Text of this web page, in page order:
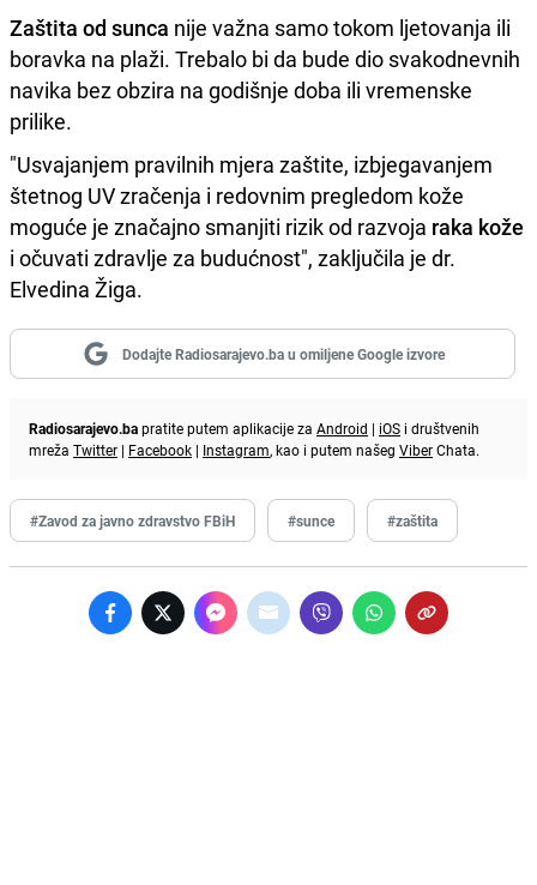
Zaštita od sunca nije važna samo tokom ljetovanja ili
boravka na plaži. Trebalo bi da bude dio svakodnevnih
navika bez obzira na godišnje doba ili vremenske
prilike.
"Usvajanjem pravilnih mjera zaštite, izbjegavanjem
štetnog UV zračenja i redovnim pregledom kože
moguće je značajno smanjiti rizik od razvoja raka kože
i očuvati zdravlje za budućnost", zaključila je dr.
Elvedina Žiga.
Dodajte Radiosarajevo.ba u omiljene Google izvore
Radiosarajevo.bapratite putem aplikacije za Android | iOS i društvenih
mreža Twitter | Facebook | Instagram, kao i putem našeg ViberChata.
#Zavod za javno zdravstvo FBiH #sunce #zaštita